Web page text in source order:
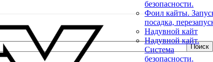
безопасности.
Фоил кайты.
посадка,
Надувной кайт
Надувной кайт.
Система
безопасности.